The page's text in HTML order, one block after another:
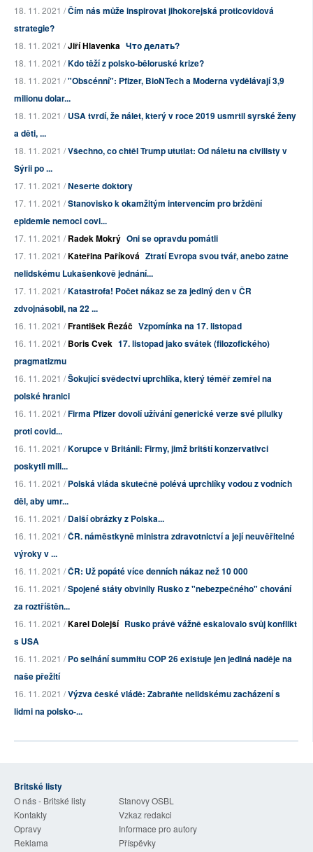
18. 11. 2021 /Čím nás může inspirovat jihokorejská proticovidová
strategie?
18. 11. 2021 /Jiří Hlavenka Что делать?
18. 11. 2021 /Kdo těží z polsko-běloruské krize?
18. 11. 2021 /"Obscénní": Pfizer, BioNTech a Moderna vydělávají 3,9
milionu dolar...
18. 11. 2021 /USA tvrdí, že nálet, který v roce 2019 usmrtil syrské ženy
a děti, ...
18. 11. 2021 /Všechno, co chtěl Trump ututlat: Od náletu na civilisty v
Sýrii po ...
17. 11. 2021 /Neserte doktory
17. 11. 2021 /Stanovisko k okamžitým intervencím pro brždění
epidemie nemoci covi...
17. 11. 2021 /Radek Mokrý Oni se opravdu pomátli
17. 11. 2021 /Kateřina Paříková Ztratí Evropa svou tvář, anebo zatne
nelidskému Lukašenkově jednání...
17. 11. 2021 /Katastrofa! Počet nákaz se za jediný den v ČR
zdvojnásobil, na 22 ...
16. 11. 2021 /František Řezáč Vzpomínka na 17. listopad
16. 11. 2021 /Boris Cvek 17. listopad jako svátek (filozofického)
pragmatizmu
16. 11. 2021 /Šokující svědectví uprchlíka, který téměř zemřel na
polské hranici
16. 11. 2021 /Firma Pfizer dovolí užívání generické verze své pilulky
proti covid...
16. 11. 2021 /Korupce v Británii: Firmy, jimž britští konzervativci
poskytli mili...
16. 11. 2021 /Polská vláda skutečně polévá uprchlíky vodou z vodních
děl, aby umr...
16. 11. 2021 /Další obrázky z Polska...
16. 11. 2021 /ČR. náměstkyně ministra zdravotnictví a její neuvěřitelné
výroky v ...
16. 11. 2021 /ČR: Už popáté více denních nákaz než 10 000
16. 11. 2021 /Spojené státy obvinily Rusko z "nebezpečného" chování
za roztříštěn...
16. 11. 2021 /Karel Dolejší Rusko právě vážně eskalovalo svůj konflikt
s USA
16. 11. 2021 /Po selhání summitu COP 26 existuje jen jediná naděje na
naše přežití
16. 11. 2021 /Výzva české vládě: Zabraňte nelidskému zacházení s
lidmi na polsko-...
Britské listy
O nás - Britské listy
Stanovy OSBL
Kontakty
Vzkaz redakci
Opravy
Informace pro autory
Reklama
Příspěvky